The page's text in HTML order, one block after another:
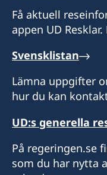
institution är
ackreditering
institutionen
uppgifter om
Juan Cordero
Få aktuell
appen UD
Svensklistan
Lämna uppgifter
hur du kan
UD:s generella
På regeringen.se
som du har nytta